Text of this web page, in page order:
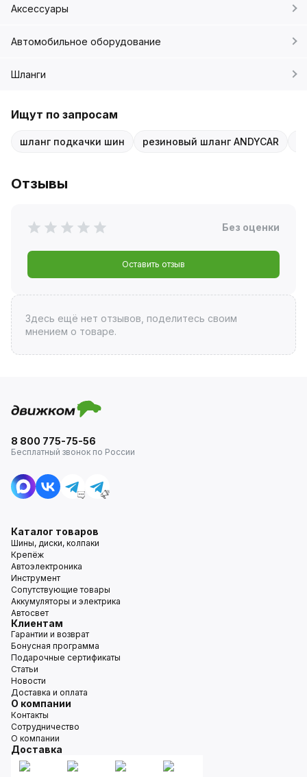
Аксессуары
Автомобильное оборудование
Шланги
Ищут по запросам
шланг подкачки шин резиновый шланг ANDYCAR
Отзывы
Без оценки
Оставить отзыв
Здесь ещё нет отзывов, поделитесь своим
мнением о товаре.
8 800 775-75-56
Бесплатный звонок по России
Каталог товаров
Шины, диски, колпаки
Крепёж
Автоэлектроника
Инструмент
Сопутствующие товары
Аккумуляторы и электрика
Автосвет
Клиентам
Гарантии и возврат
Бонусная программа
Подарочные сертификаты
Статьи
Новости
Доставка и оплата
О компании
Контакты
Сотрудничество
О компании
Доставка